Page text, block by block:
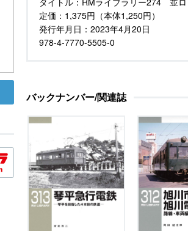
定価： 1,375円（本体1,250円）
発行年月日： 2023年4月20日
978-4-7770-5505-0
バックナンバー/関連誌